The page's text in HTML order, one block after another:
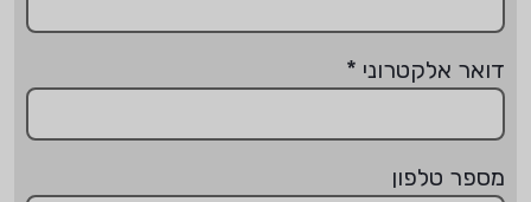
דואר אלקטרוני *
מספר טלפון